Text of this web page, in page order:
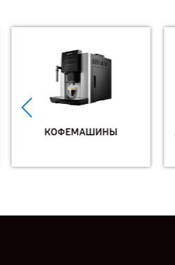
КОФЕМАШИНЫ